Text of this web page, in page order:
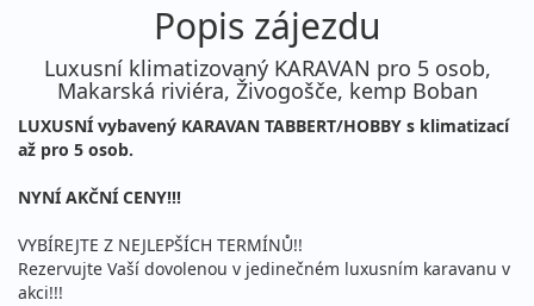
Popis zájezdu
Luxusní klimatizovaný KARAVAN pro 5 osob,
Makarská riviéra, Živogošče, kemp Boban
LUXUSNÍ vybavený KARAVAN TABBERT/HOBBY s klimatizací
až pro 5 osob.
NYNÍ AKČNÍ CENY!!!
VYBÍREJTE Z NEJLEPŠÍCH TERMÍNŮ!!
Rezervujte Vaší dovolenou v jedinečném luxusním karavanu v
akci!!!